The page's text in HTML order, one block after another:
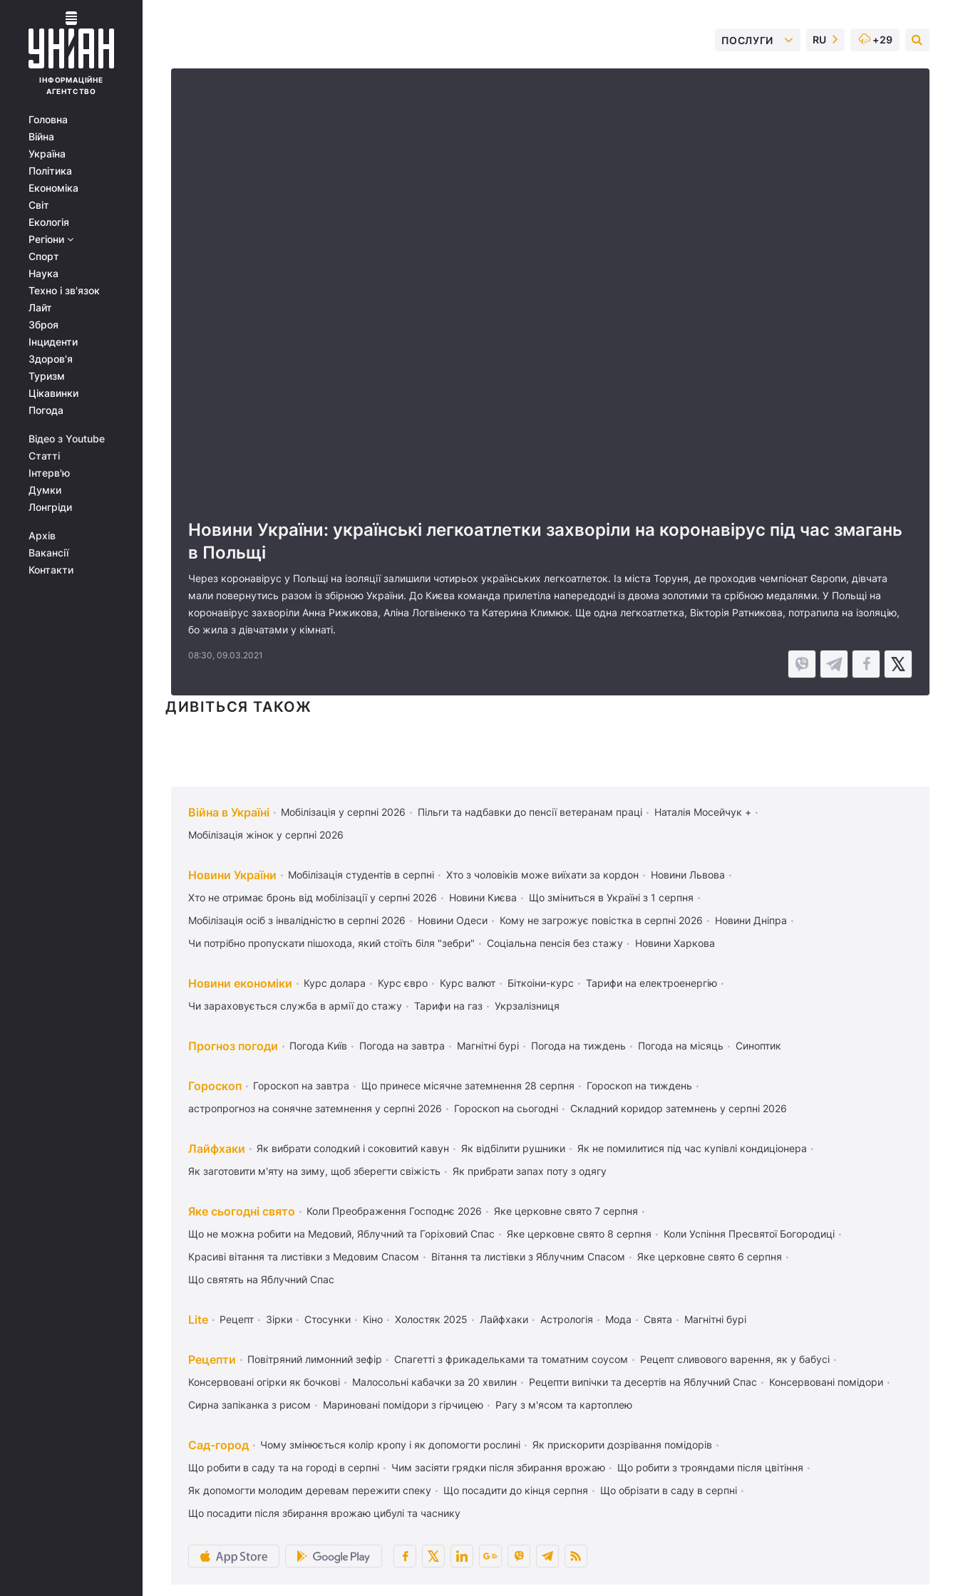
ІНФОРМАЦІЙНЕ
АГЕНТСТВО
Головна
Війна
Україна
Політика
Економіка
Світ
Екологія
Регіони
Спорт
Наука
Техно і зв'язок
Лайт
Зброя
Інциденти
Здоров'я
Туризм
Цікавинки
Погода
Відео з Youtube
Статті
Інтерв'ю
Думки
Лонгріди
Архів
Вакансії
Контакти
ПОСЛУГИ RU +29
Новини України: українські легкоатлетки захворіли на коронавірус під час змагань
в Польщі
Через коронавірус у Польщі на ізоляції залишили чотирьох українських легкоатлеток. Із міста Торуня, де проходив чемпіонат Європи, дівчата
мали повернутись разом із збірною України. До Києва команда прилетіла напередодні із двома золотими та срібною медалями. У Польщі на
коронавірус захворіли Анна Рижикова, Аліна Логвіненко та Катерина Климюк. Ще одна легкоатлетка, Вікторія Ратникова, потрапила на ізоляцію,
бо жила з дівчатами у кімнаті.
08:30, 09.03.2021
ДИВІТЬСЯ ТАКОЖ
Війна в Україні Мобілізація у серпні 2026 Пільги та надбавки до пенсії ветеранам праці
Наталія Мосейчук +
Мобілізація жінок у серпні 2026
Новини України Мобілізація студентів в серпні Хто з чоловіків може виїхати за кордон
Новини Львова
Хто не отримає бронь від мобілізації у серпні 2026
Новини Києва
Що зміниться в Україні з 1 серпня
Мобілізація осіб з інвалідністю в серпні 2026
Новини Одеси Кому не загрожує повістка в серпні 2026
Новини Дніпра
Чи потрібно пропускати пішохода, який стоїть біля "зебри"
Соціальна пенсія без стажу Новини Харкова
Новини економіки Курс долара Курс євро Курс валют Біткоіни-курс
Тарифи на електроенергію
Чи зараховується служба в армії до стажу
Тарифи на газ Укрзалізниця
Прогноз погоди Погода Київ Погода на завтра Магнітні бурі Погода на тиждень Погода на місяць Синоптик
Гороскоп Гороскоп на завтра Що принесе місячне затемнення 28 серпня
Гороскоп на тиждень
астропрогноз на сонячне затемнення у серпні 2026
Гороскоп на сьогодні Складний коридор затемнень у серпні 2026
Лайфхаки Як вибрати солодкий і соковитий кавун Як відбілити рушники
Як не помилитися під час купівлі кондиціонера
Як заготовити м'яту на зиму, щоб зберегти свіжість
Як прибрати запах поту з одягу
Яке сьогодні свято Коли Преображення Господнє 2026
Яке церковне свято 7 серпня
Що не можна робити на Медовий, Яблучний та Горіховий Спас
Яке церковне свято 8 серпня
Коли Успіння Пресвятої Богородиці
Красиві вітання та листівки з Медовим Спасом
Вітання та листівки з Яблучним Спасом
Яке церковне свято 6 серпня
Що святять на Яблучний Спас
Lite Рецепт Зірки Стосунки Кіно Холостяк 2025 Лайфхаки Астрологія Мода Свята Магнітні бурі
Рецепти Повітряний лимонний зефір Спагетті з фрикадельками та томатним соусом
Рецепт сливового варення, як у бабусі
Консервовані огірки як бочкові
Малосольні кабачки за 20 хвилин Рецепти випічки та десертів на Яблучний Спас
Консервовані помідори
Сирна запіканка з рисом
Мариновані помідори з гірчицею Рагу з м'ясом та картоплею
Сад-город Чому змінюється колір кропу і як допомогти рослині
Як прискорити дозрівання помідорів
Що робити в саду та на городі в серпні
Чим засіяти грядки після збирання врожаю
Що робити з трояндами після цвітіння
Як допомогти молодим деревам пережити спеку
Що посадити до кінця серпня
Що обрізати в саду в серпні
Що посадити після збирання врожаю цибулі та часнику